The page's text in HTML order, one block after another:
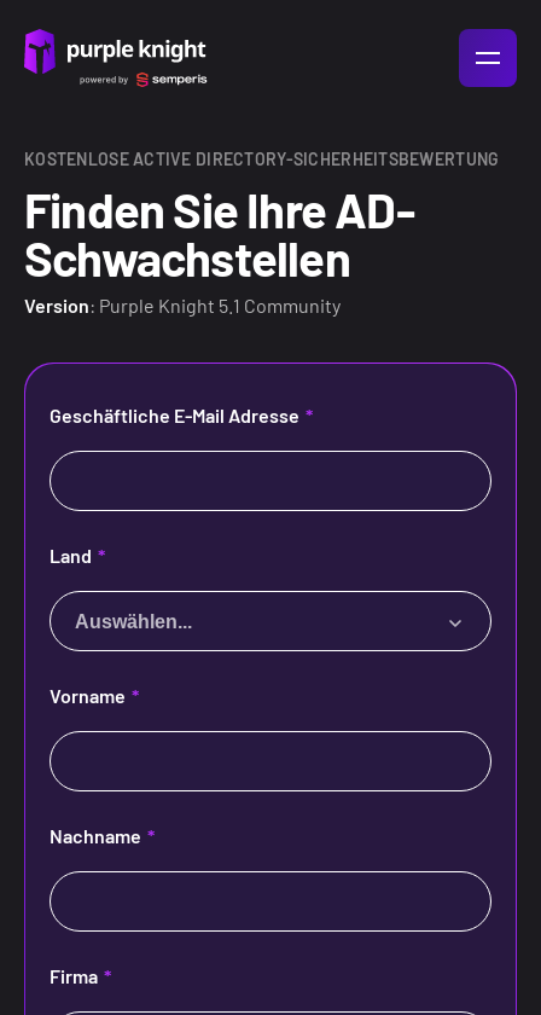
KOSTENLOSE ACTIVE DIRECTORY-SICHERHEITSBEWERTUNG
Finden Sie Ihre AD-
Schwachstellen
Version: Purple Knight 5.1 Community
*
Geschäftliche E-Mail Adresse
*
Land
Auswählen...
*
Vorname
*
Nachname
*
Firma